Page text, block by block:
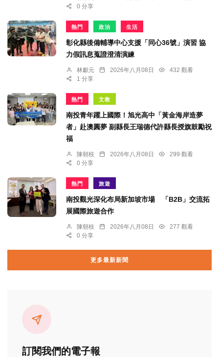
0 分享
熱門 政治 生活
彰化縣後備輔導中心支援「同心36號」演習 協
力假訊息蒐證澄清演練
林獻元 2026年八月08日
432 觀看
1 分享
熱門 文教
南投青年躍上國際！旭光高中「黃金海岸造夢
者」赴澳圓夢 副縣長王瑞德代許縣長授旗鼓勵祝
福
陳朝枝 2026年八月08日
299 觀看
0 分享
熱門 旅遊
南投觀光深化布局新加坡市場 「B2B」交流拓
展國際旅遊合作
陳朝枝 2026年八月08日
277 觀看
0 分享
更多最新新聞
訂閱我們的電子報